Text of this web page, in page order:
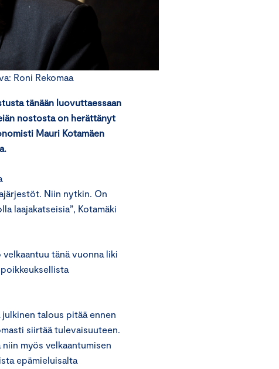
Roni Rekomaa
tänään luovuttaessaan
nostosta on herättänyt
Mauri Kotamäen
Niin nytkin. On
laajakatseisia”, Kotamäki
tänä vuonna liki
talous pitää ennen
siirtää tulevaisuuteen.
myös velkaantumisen
epämieluisalta